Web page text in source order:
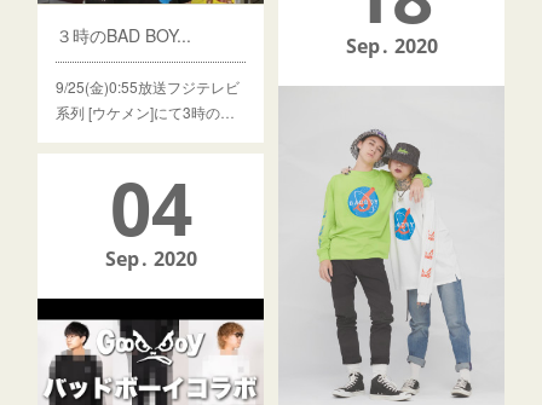
３時のBAD BOY...
9/25(金)0:55放送フジテレビ
系列 [ウケメン]にて3時の…
Sep 2020
04
Sep 2020